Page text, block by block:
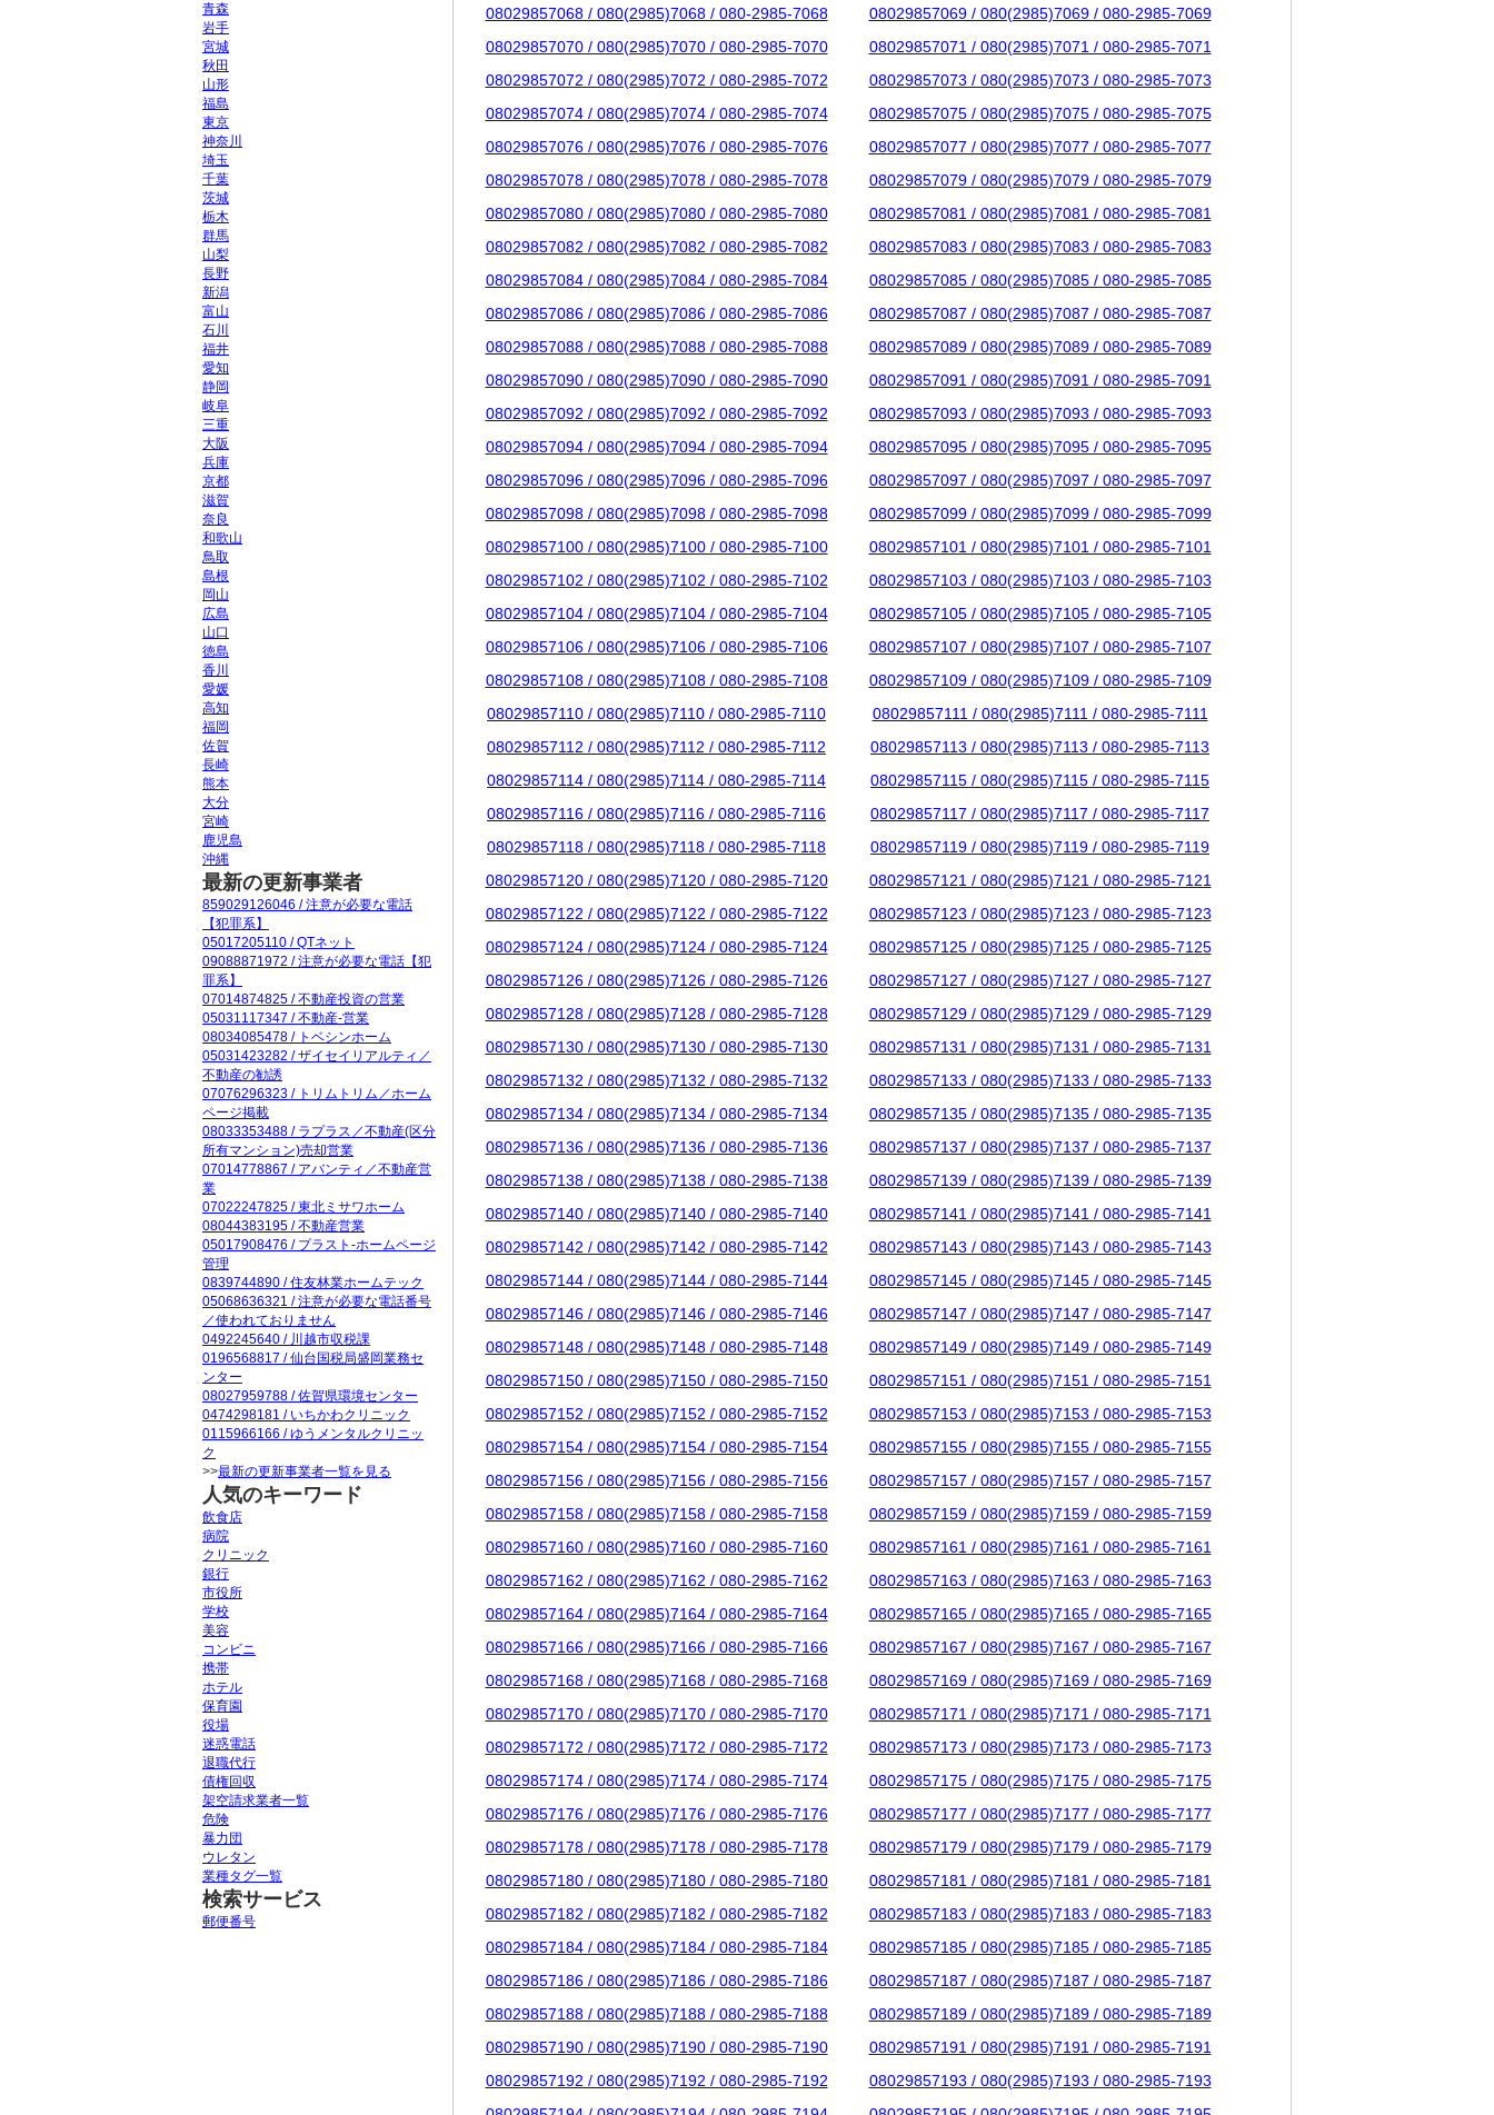
08029857068 / 080(2985)7068 / 080-2985-7068
08029857069 / 080(2985)7069 / 080-2985-7069
08029857070 / 080(2985)7070 / 080-2985-7070
08029857071 / 080(2985)7071 / 080-2985-7071
08029857072 / 080(2985)7072 / 080-2985-7072
08029857073 / 080(2985)7073 / 080-2985-7073
08029857074 / 080(2985)7074 / 080-2985-7074
08029857075 / 080(2985)7075 / 080-2985-7075
08029857076 / 080(2985)7076 / 080-2985-7076
08029857077 / 080(2985)7077 / 080-2985-7077
08029857078 / 080(2985)7078 / 080-2985-7078
08029857079 / 080(2985)7079 / 080-2985-7079
08029857080 / 080(2985)7080 / 080-2985-7080
08029857081 / 080(2985)7081 / 080-2985-7081
08029857082 / 080(2985)7082 / 080-2985-7082
08029857083 / 080(2985)7083 / 080-2985-7083
08029857084 / 080(2985)7084 / 080-2985-7084
08029857085 / 080(2985)7085 / 080-2985-7085
08029857086 / 080(2985)7086 / 080-2985-7086
08029857087 / 080(2985)7087 / 080-2985-7087
08029857088 / 080(2985)7088 / 080-2985-7088
08029857089 / 080(2985)7089 / 080-2985-7089
08029857090 / 080(2985)7090 / 080-2985-7090
08029857091 / 080(2985)7091 / 080-2985-7091
08029857092 / 080(2985)7092 / 080-2985-7092
08029857093 / 080(2985)7093 / 080-2985-7093
08029857094 / 080(2985)7094 / 080-2985-7094
08029857095 / 080(2985)7095 / 080-2985-7095
08029857096 / 080(2985)7096 / 080-2985-7096
08029857097 / 080(2985)7097 / 080-2985-7097
08029857098 / 080(2985)7098 / 080-2985-7098
08029857099 / 080(2985)7099 / 080-2985-7099
08029857100 / 080(2985)7100 / 080-2985-7100
08029857101 / 080(2985)7101 / 080-2985-7101
08029857102 / 080(2985)7102 / 080-2985-7102
08029857103 / 080(2985)7103 / 080-2985-7103
08029857104 / 080(2985)7104 / 080-2985-7104
08029857105 / 080(2985)7105 / 080-2985-7105
08029857106 / 080(2985)7106 / 080-2985-7106
08029857107 / 080(2985)7107 / 080-2985-7107
08029857108 / 080(2985)7108 / 080-2985-7108
08029857109 / 080(2985)7109 / 080-2985-7109
08029857110 / 080(2985)7110 / 080-2985-7110
08029857111 / 080(2985)7111 / 080-2985-7111
08029857112 / 080(2985)7112 / 080-2985-7112
08029857113 / 080(2985)7113 / 080-2985-7113
08029857114 / 080(2985)7114 / 080-2985-7114
08029857115 / 080(2985)7115 / 080-2985-7115
08029857116 / 080(2985)7116 / 080-2985-7116
08029857117 / 080(2985)7117 / 080-2985-7117
08029857118 / 080(2985)7118 / 080-2985-7118
08029857119 / 080(2985)7119 / 080-2985-7119
08029857120 / 080(2985)7120 / 080-2985-7120
08029857121 / 080(2985)7121 / 080-2985-7121
08029857122 / 080(2985)7122 / 080-2985-7122
08029857123 / 080(2985)7123 / 080-2985-7123
08029857124 / 080(2985)7124 / 080-2985-7124
08029857125 / 080(2985)7125 / 080-2985-7125
08029857126 / 080(2985)7126 / 080-2985-7126
08029857127 / 080(2985)7127 / 080-2985-7127
08029857128 / 080(2985)7128 / 080-2985-7128
08029857129 / 080(2985)7129 / 080-2985-7129
08029857130 / 080(2985)7130 / 080-2985-7130
08029857131 / 080(2985)7131 / 080-2985-7131
08029857132 / 080(2985)7132 / 080-2985-7132
08029857133 / 080(2985)7133 / 080-2985-7133
08029857134 / 080(2985)7134 / 080-2985-7134
08029857135 / 080(2985)7135 / 080-2985-7135
08029857136 / 080(2985)7136 / 080-2985-7136
08029857137 / 080(2985)7137 / 080-2985-7137
08029857138 / 080(2985)7138 / 080-2985-7138
08029857139 / 080(2985)7139 / 080-2985-7139
08029857140 / 080(2985)7140 / 080-2985-7140
08029857141 / 080(2985)7141 / 080-2985-7141
08029857142 / 080(2985)7142 / 080-2985-7142
08029857143 / 080(2985)7143 / 080-2985-7143
08029857144 / 080(2985)7144 / 080-2985-7144
08029857145 / 080(2985)7145 / 080-2985-7145
08029857146 / 080(2985)7146 / 080-2985-7146
08029857147 / 080(2985)7147 / 080-2985-7147
08029857148 / 080(2985)7148 / 080-2985-7148
08029857149 / 080(2985)7149 / 080-2985-7149
08029857150 / 080(2985)7150 / 080-2985-7150
08029857151 / 080(2985)7151 / 080-2985-7151
08029857152 / 080(2985)7152 / 080-2985-7152
08029857153 / 080(2985)7153 / 080-2985-7153
08029857154 / 080(2985)7154 / 080-2985-7154
08029857155 / 080(2985)7155 / 080-2985-7155
08029857156 / 080(2985)7156 / 080-2985-7156
08029857157 / 080(2985)7157 / 080-2985-7157
08029857158 / 080(2985)7158 / 080-2985-7158
08029857159 / 080(2985)7159 / 080-2985-7159
08029857160 / 080(2985)7160 / 080-2985-7160
08029857161 / 080(2985)7161 / 080-2985-7161
08029857162 / 080(2985)7162 / 080-2985-7162
08029857163 / 080(2985)7163 / 080-2985-7163
08029857164 / 080(2985)7164 / 080-2985-7164
08029857165 / 080(2985)7165 / 080-2985-7165
08029857166 / 080(2985)7166 / 080-2985-7166
08029857167 / 080(2985)7167 / 080-2985-7167
08029857168 / 080(2985)7168 / 080-2985-7168
08029857169 / 080(2985)7169 / 080-2985-7169
08029857170 / 080(2985)7170 / 080-2985-7170
08029857171 / 080(2985)7171 / 080-2985-7171
08029857172 / 080(2985)7172 / 080-2985-7172
08029857173 / 080(2985)7173 / 080-2985-7173
08029857174 / 080(2985)7174 / 080-2985-7174
08029857175 / 080(2985)7175 / 080-2985-7175
08029857176 / 080(2985)7176 / 080-2985-7176
08029857177 / 080(2985)7177 / 080-2985-7177
08029857178 / 080(2985)7178 / 080-2985-7178
08029857179 / 080(2985)7179 / 080-2985-7179
08029857180 / 080(2985)7180 / 080-2985-7180
08029857181 / 080(2985)7181 / 080-2985-7181
08029857182 / 080(2985)7182 / 080-2985-7182
08029857183 / 080(2985)7183 / 080-2985-7183
08029857184 / 080(2985)7184 / 080-2985-7184
08029857185 / 080(2985)7185 / 080-2985-7185
08029857186 / 080(2985)7186 / 080-2985-7186
08029857187 / 080(2985)7187 / 080-2985-7187
08029857188 / 080(2985)7188 / 080-2985-7188
08029857189 / 080(2985)7189 / 080-2985-7189
08029857190 / 080(2985)7190 / 080-2985-7190
08029857191 / 080(2985)7191 / 080-2985-7191
08029857192 / 080(2985)7192 / 080-2985-7192
08029857193 / 080(2985)7193 / 080-2985-7193
青森
岩手
宮城
秋田
山形
福島
東京
神奈川
埼玉
千葉
茨城
栃木
群馬
山梨
長野
新潟
富山
石川
福井
愛知
静岡
岐阜
三重
大阪
兵庫
京都
滋賀
奈良
和歌山
鳥取
島根
岡山
広島
山口
徳島
香川
愛媛
高知
福岡
佐賀
長崎
熊本
大分
宮崎
鹿児島
沖縄
最新の更新事業者
859029126046 / 注意が必要な電話
【犯罪系】
05017205110 / QTネット
09088871972 / 注意が必要な電話【犯
罪系】
07014874825 / 不動産投資の営業
05031117347 / 不動産-営業
08034085478 / トベシンホーム
05031423282 / ザイセイリアルティ／
不動産の勧誘
07076296323 / トリムトリム／ホーム
ページ掲載
08033353488 / ラプラス／不動産(区分
所有マンション)売却営業
07014778867 / アバンティ／不動産営
業
07022247825 / 東北ミサワホーム
08044383195 / 不動産営業
05017908476 / プラスト-ホームページ
管理
0839744890 / 住友林業ホームテック
05068636321 / 注意が必要な電話番号
／使われておりません
0492245640 / 川越市収税課
0196568817 / 仙台国税局盛岡業務セ
ンター
08027959788 / 佐賀県環境センター
0474298181 / いちかわクリニック
0115966166 / ゆうメンタルクリニッ
ク
>>最新の更新事業者一覧を見る
人気のキーワード
飲食店
病院
クリニック
銀行
市役所
学校
美容
コンビニ
携帯
ホテル
保育園
役場
迷惑電話
退職代行
債権回収
架空請求業者一覧
危険
暴力団
ウレタン
業種タグ一覧
検索サービス
郵便番号